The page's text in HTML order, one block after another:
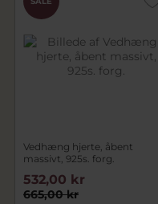
Vedhæng hjerte, åbent
massivt, 925s. forg.
665,00 kr
532,00 kr